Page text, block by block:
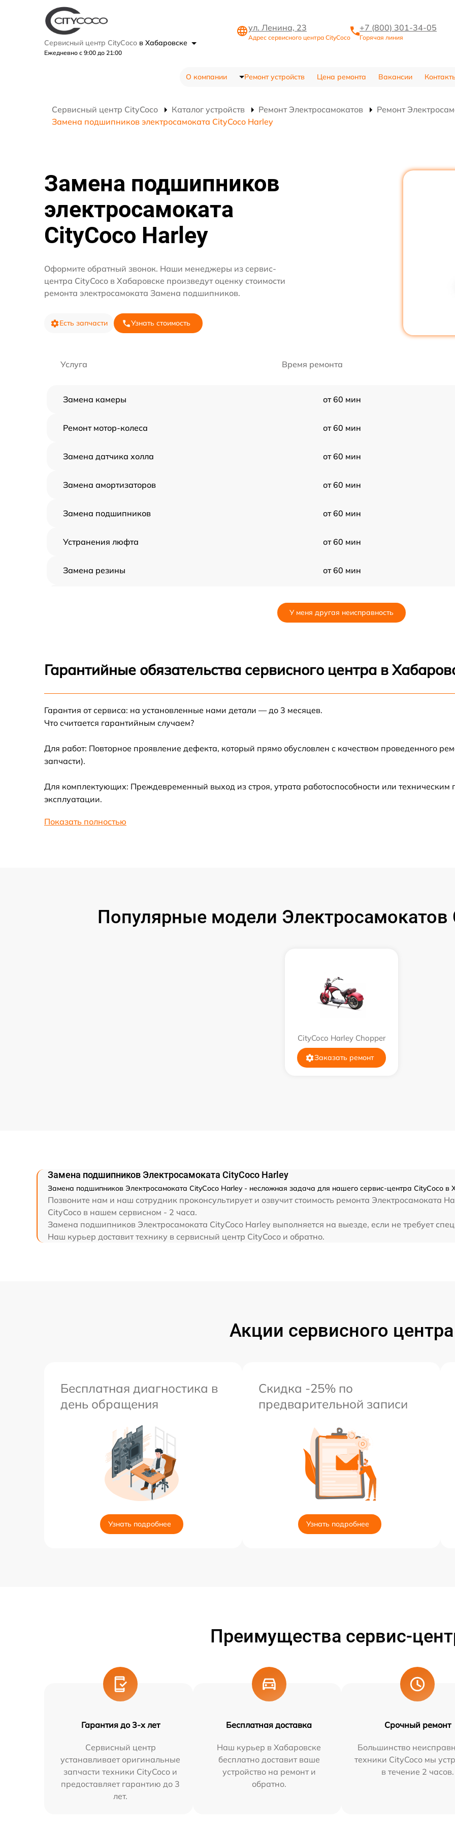
Сервисный центр CityCoco в Хабаровске
Ежедневно с 9:00 до 21:00
ул. Ленина, 23
Адрес сервисного центра CityCoco
+7 (800) 301-34-05
Горячая линия
О компании Ремонт устройств Цена ремонта Вакансии
Сервисный центр CityCoco Каталог устройств Ремонт Электросамокатов
Ремонт
Замена подшипников электросамоката CityCoco Harley
Замена подшипников
электросамоката
CityCoco Harley
Оформите обратный звонок. Наши менеджеры из сервис-
центра CityCoco в Хабаровске произведут оценку стоимости
ремонта электросамоката Замена подшипников.
Есть запчасти Узнать стоимость
Услуга Время ремонта
Замена камеры от 60 мин
Ремонт мотор-колеса от 60 мин
Замена датчика холла от 60 мин
Замена амортизаторов от 60 мин
Замена подшипников от 60 мин
Устранения люфта от 60 мин
Замена резины от 60 мин
Ремонт платы управления
(восстановление)
Гидроизоляция от 60 мин
Восстановление после попадания влаги
У меня другая неисправность
Гарантийные обязательства сервисного центра в
Гарантия от сервиса: на установленные нами детали — до 3 месяцев.
Что считается гарантийным случаем?
Для работ: Повторное проявление дефекта, который прямо обусловлен с качеством проведенного
запчасти).
Для комплектующих: Преждевременный выход из строя, утрата работоспособности или
эксплуатации.
Показать полностью
Популярные модели Электросамокатов
CityCoco Harley Chopper
Заказать ремонт
Замена подшипников Электросамоката CityCoco Harley
Замена подшипников Электросамоката CityCoco Harley - несложная задача для нашего сервис-центра CityCoco в
Позвоните нам и наш сотрудник проконсультирует и озвучит стоимость ремонта Электросамоката
CityCoco в нашем сервисном - 2 часа.
Замена подшипников Электросамоката CityCoco Harley выполняется на выезде, если не требует
Наш курьер доставит технику в сервисный центр CityCoco и обратно.
Акции сервисного центра
Бесплатная диагностика в
день обращения
Узнать подробнее
Скидка -25% по
предварительной записи
Узнать подробнее
Преимущества сервис-
Гарантия до 3-х лет
Сервисный центр
устанавливает оригинальные
запчасти техники CityCoco и
предоставляет гарантию до 3
лет.
Бесплатная доставка
Наш курьер в Хабаровске
бесплатно доставит ваше
устройство на ремонт и
обратно.
Срочный ремонт
Большинство
техники CityCoco мы
в течение 2 часов.